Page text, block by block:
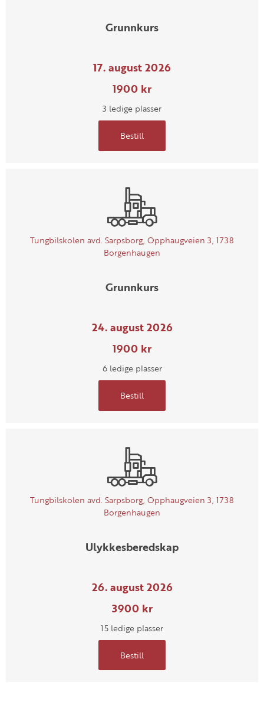
Grunnkurs
17. august 2026
1900 kr
3 ledige plasser
Bestill
Tungbilskolen avd. Sarpsborg, Opphaugveien 3, 1738
Borgenhaugen
Grunnkurs
24. august 2026
1900 kr
6 ledige plasser
Bestill
Tungbilskolen avd. Sarpsborg, Opphaugveien 3, 1738
Borgenhaugen
Ulykkesberedskap
26. august 2026
3900 kr
15 ledige plasser
Bestill